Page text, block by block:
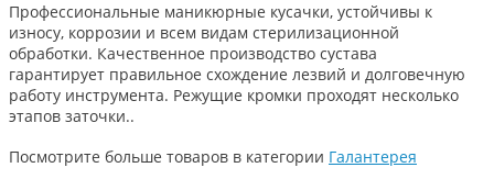
Профессиональные маникюрные кусачки, устойчивы к
износу, коррозии и всем видам стерилизационной
обработки. Качественное производство сустава
гарантирует правильное схождение лезвий и долговечную
работу инструмента. Режущие кромки проходят несколько
этапов заточки..
Посмотрите больше товаров в категории Галантерея